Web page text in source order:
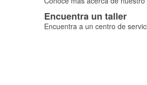
Encuentra un taller
Encuentra a un centro de